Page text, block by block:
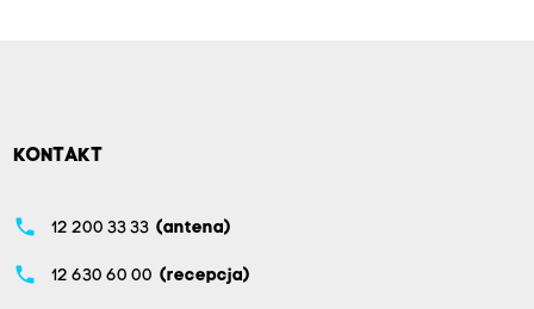
KONTAKT
phone 12 200 33 33 (antena)
phone 12 630 60 00 (recepcja)